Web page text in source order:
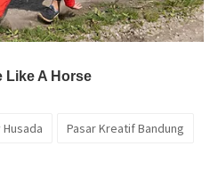
Pasar Kreatif Bandung